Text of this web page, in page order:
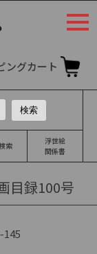
ングカート
索
浮世絵
関係書
目録100号
145